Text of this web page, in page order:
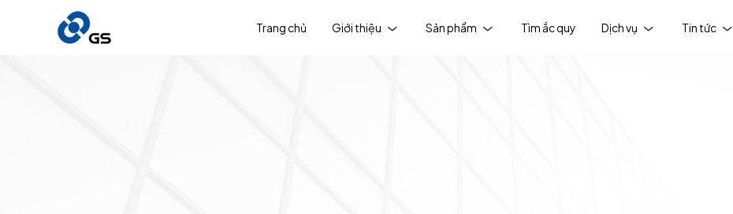
Trang chủ Giới thiệu Sản phẩm Tìm ắc quy Dịch vụ Tin tức